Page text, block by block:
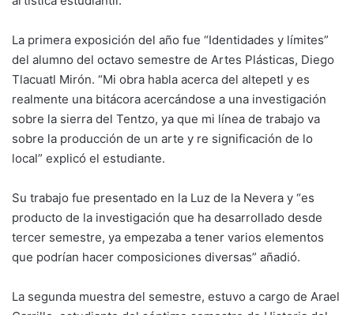
La primera exposición del año fue “Identidades y límites”
del alumno del octavo semestre de Artes Plásticas, Diego
Tlacuatl Mirón. “Mi obra habla acerca del altepetl y es
realmente una bitácora acercándose a una investigación
sobre la sierra del Tentzo, ya que mi línea de trabajo va
sobre la producción de un arte y re significación de lo
local” explicó el estudiante.
Su trabajo fue presentado en la Luz de la Nevera y “es
producto de la investigación que ha desarrollado desde
tercer semestre, ya empezaba a tener varios elementos
que podrían hacer composiciones diversas” añadió.
La segunda muestra del semestre, estuvo a cargo de Arael